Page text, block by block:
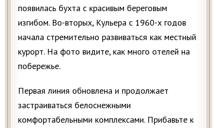
появилась бухта с красивым береговым
изгибом. Во-вторых, Кульера с 1960-х годов
начала стремительно развиваться как местный
курорт. На фото видите, как много отелей на
побережье.
Первая линия обновлена и продолжает
застраиваться белоснежными
комфортабельными комплексами. Прибавьте к